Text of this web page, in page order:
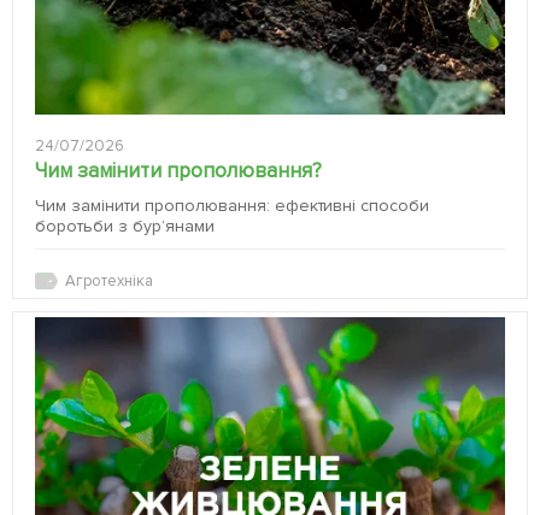
24/07/2026
Чим замінити прополювання?
Чим замінити прополювання: ефективні способи
боротьби з бур’янами
Агротехніка